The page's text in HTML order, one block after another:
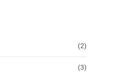
(2)
(3)